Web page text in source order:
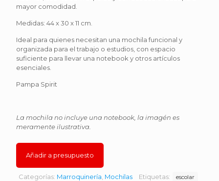
mayor comodidad.
Medidas: 44 x 30 x 11 cm.
Ideal para quienes necesitan una mochila funcional y
organizada para el trabajo o estudios, con espacio
suficiente para llevar una notebook y otros artículos
esenciales.
Pampa Spirit
La mochila no incluye una notebook, la imagén es
meramente ilustrativa.
Añadir a presupuesto
Categorías: Marroquinería Mochilas Etiquetas:
escolar